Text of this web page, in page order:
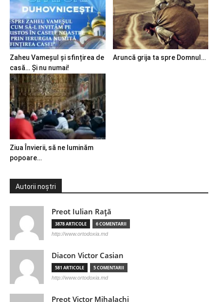
Zaheu Vameșul și sfințirea de
casă… Și nu numai!
Aruncă grija ta spre Domnul…
Ziua Învierii, să ne luminăm
popoare…
Autorii noștri
Preot Iulian Raţă
3878 ARTICOLE 6 COMENTARII
http://www.ortodoxia.md
Diacon Victor Casian
581 ARTICOLE 5 COMENTARII
http://www.ortodoxia.md
Preot Victor Mihalachi